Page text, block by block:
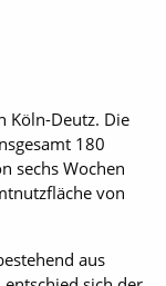
Köln-Deutz. Die
180
sechs Wochen
von
aus